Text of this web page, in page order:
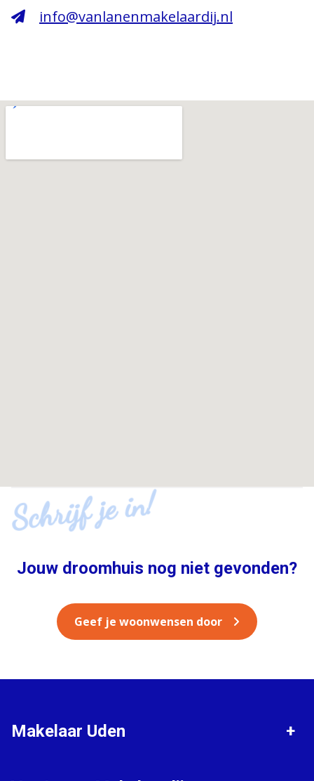
info@vanlanenmakelaardij.nl
Jouw droomhuis nog niet gevonden?
Schrijf je in!
Geef je woonwensen door
Makelaar Uden